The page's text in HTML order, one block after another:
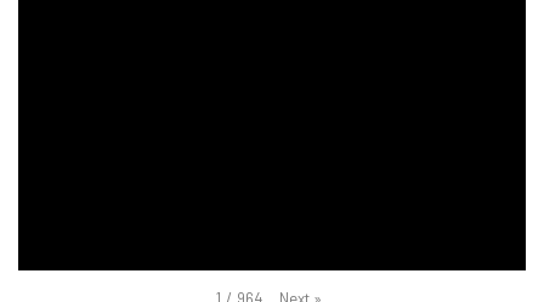
Next »